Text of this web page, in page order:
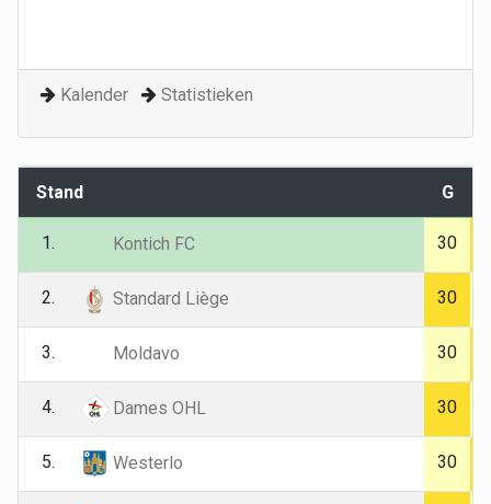
Kalender Statistieken
Stand G
1. Kontich FC 30
2. Standard Liège 30
3. Moldavo 30
4. Dames OHL 30
5. Westerlo 30